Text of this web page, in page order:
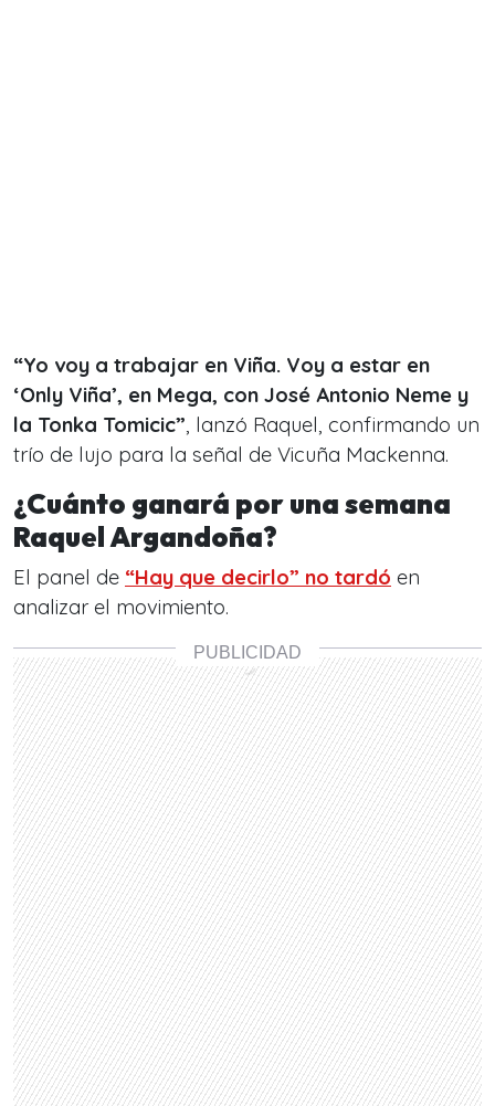
“Yo voy a trabajar en Viña. Voy a estar en
‘Only Viña’, en Mega, con José Antonio Neme y
la Tonka Tomicic”, lanzó Raquel, confirmando un
trío de lujo para la señal de Vicuña Mackenna.
¿Cuánto ganará por una semana
Raquel Argandoña?
El panel de “Hay que decirlo” no tardó en
analizar el movimiento.